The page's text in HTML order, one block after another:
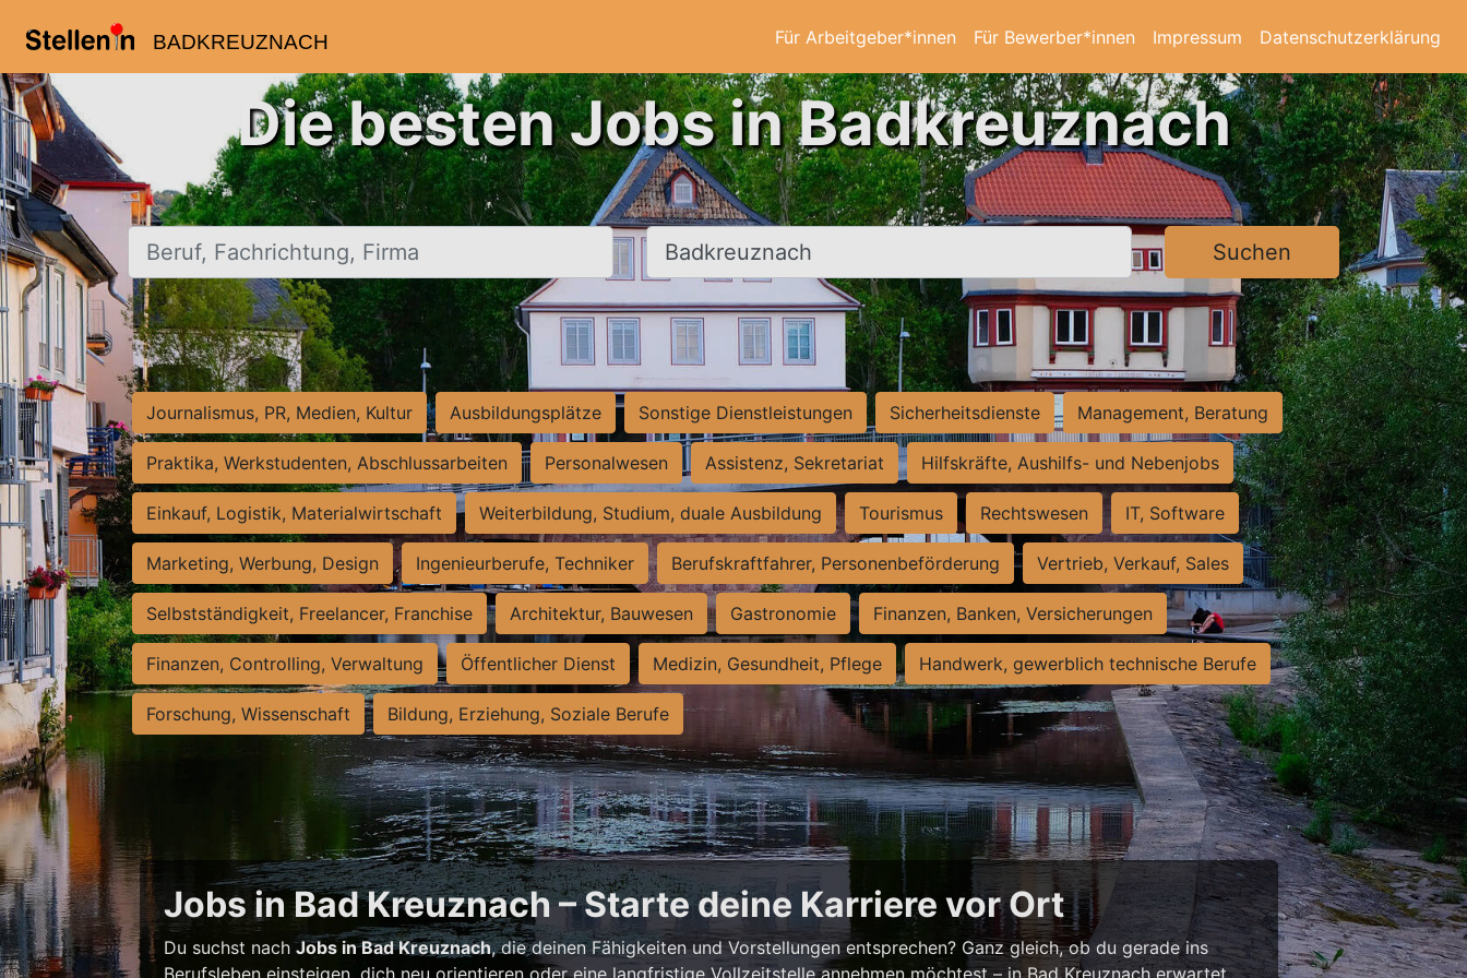
BADKREUZNACH Für Arbeitgeber*innen Für Bewerber*innen Impressum Datenschutzerklärung
Die besten Jobs in Badkreuznach
Beruf, Fachrichtung, Firma Ort, Stadt Suchen
Journalismus, PR, Medien, Kultur Ausbildungsplätze Sonstige Dienstleistungen Sicherheitsdienste Management, Beratung
Praktika, Werkstudenten, Abschlussarbeiten Personalwesen Assistenz, Sekretariat Hilfskräfte, Aushilfs- und Nebenjobs
Einkauf, Logistik, Materialwirtschaft Weiterbildung, Studium, duale Ausbildung Tourismus Rechtswesen IT, Software
Marketing, Werbung, Design Ingenieurberufe, Techniker Berufskraftfahrer, Personenbeförderung Vertrieb, Verkauf, Sales
Selbstständigkeit, Freelancer, Franchise Architektur, Bauwesen Gastronomie Finanzen, Banken, Versicherungen
Finanzen, Controlling, Verwaltung Öffentlicher Dienst Medizin, Gesundheit, Pflege Handwerk, gewerblich technische Berufe
Forschung, Wissenschaft Bildung, Erziehung, Soziale Berufe
Jobs in Bad Kreuznach – Starte deine Karriere vor Ort
Du suchst nachJobs in Bad Kreuznach, die deinen Fähigkeiten und Vorstellungen entsprechen? Ganz gleich, ob du gerade ins